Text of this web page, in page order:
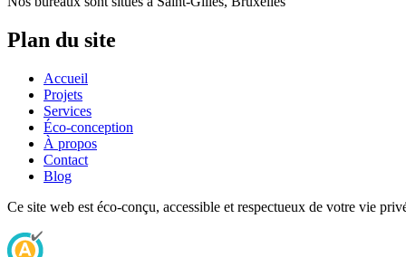
Plan du site
Accueil
Projets
Services
Éco-conception
À propos
Contact
Blog
Ce site web est éco-conçu, accessible et respectueux de votre vie